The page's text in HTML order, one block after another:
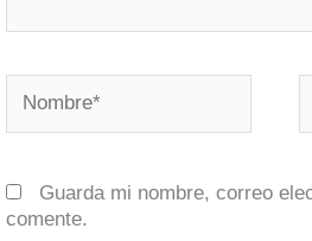
Guarda mi nombre, correo
comente.